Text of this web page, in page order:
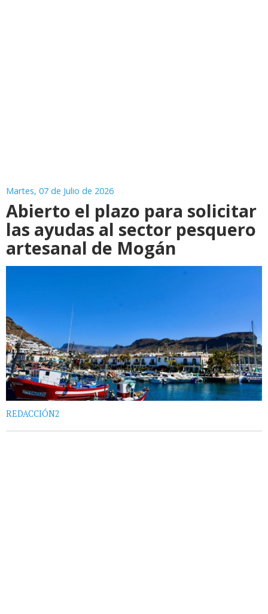
Martes, 07 de Julio de 2026
Abierto el plazo para solicitar
las ayudas al sector pesquero
artesanal de Mogán
REDACCIÓN2